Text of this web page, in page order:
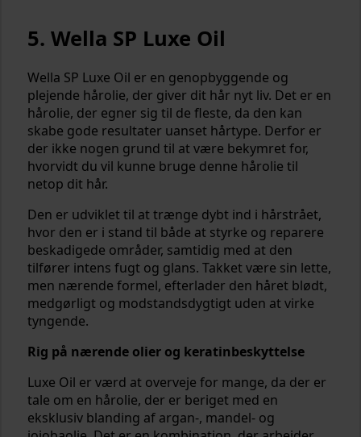
5. Wella SP Luxe Oil
Wella SP Luxe Oil er en genopbyggende og
plejende hårolie, der giver dit hår nyt liv. Det er en
hårolie, der egner sig til de fleste, da den kan
skabe gode resultater uanset hårtype. Derfor er
der ikke nogen grund til at være bekymret for,
hvorvidt du vil kunne bruge denne hårolie til
netop dit hår.
Den er udviklet til at trænge dybt ind i hårstrået,
hvor den er i stand til både at styrke og reparere
beskadigede områder, samtidig med at den
tilfører intens fugt og glans. Takket være sin lette,
men nærende formel, efterlader den håret blødt,
medgørligt og modstandsdygtigt uden at virke
tyngende.
Rig på nærende olier og keratinbeskyttelse
Luxe Oil er værd at overveje for mange, da der er
tale om en hårolie, der er beriget med en
eksklusiv blanding af argan-, mandel- og